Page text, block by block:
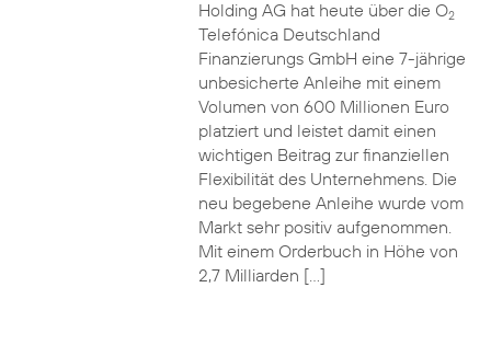
Holding AG hat heute über die O2
Telefónica Deutschland
Finanzierungs GmbH eine 7-jährige
unbesicherte Anleihe mit einem
Volumen von 600 Millionen Euro
platziert und leistet damit einen
wichtigen Beitrag zur finanziellen
Flexibilität des Unternehmens. Die
neu begebene Anleihe wurde vom
Markt sehr positiv aufgenommen.
Mit einem Orderbuch in Höhe von
2,7 Milliarden […]